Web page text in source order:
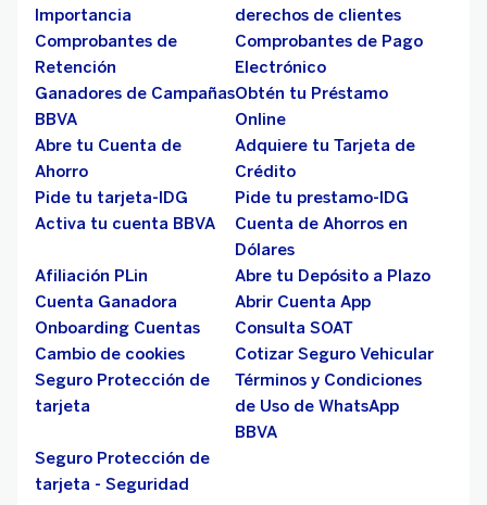
Importancia
derechos de clientes
Comprobantes de
Retención
Comprobantes de Pago
Electrónico
Ganadores de Campañas
BBVA
Obtén tu Préstamo
Online
Abre tu Cuenta de
Ahorro
Adquiere tu Tarjeta de
Crédito
Pide tu tarjeta-IDG
Pide tu prestamo-IDG
Activa tu cuenta BBVA
Cuenta de Ahorros en
Dólares
Afiliación PLin
Abre tu Depósito a Plazo
Cuenta Ganadora
Abrir Cuenta App
Onboarding Cuentas
Consulta SOAT
Cambio de cookies
Cotizar Seguro Vehicular
Seguro Protección de
tarjeta
Términos y Condiciones
de Uso de WhatsApp
BBVA
Seguro Protección de
tarjeta - Seguridad